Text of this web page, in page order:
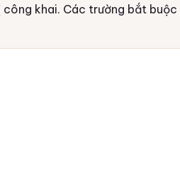
công khai. Các trường bắt